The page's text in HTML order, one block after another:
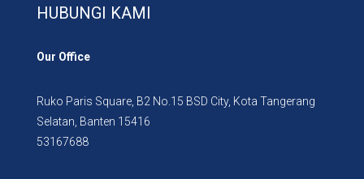
HUBUNGI KAMI
Our Office
Ruko Paris Square, B2 No.15 BSD City, Kota Tangerang
Selatan, Banten 15416
53167688